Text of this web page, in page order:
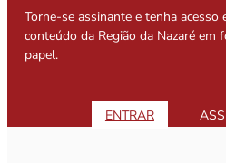
Torne-se assinante e tenha
conteúdo da Região da Nazaré em
papel.
ENTRAR